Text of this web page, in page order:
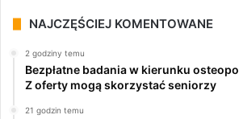
NAJCZĘŚCIEJ KOMENTOWANE
2 godziny temu
Bezpłatne badania w kierunku
Z oferty mogą skorzystać seniorzy
21 godzin temu